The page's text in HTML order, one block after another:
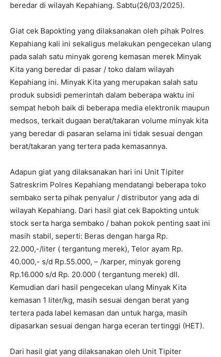
beredar di wilayah Kepahiang. Sabtu(26/03/2025).
Giat cek Bapokting yang dilaksanakan oleh pihak Polres
Kepahiang kali ini sekaligus melakukan pengecekan ulang
pada salah satu minyak goreng kemasan merek Minyak
Kita yang beredar di pasar / toko dalam wilayah
Kepahiang ini. Minyak Kita yang merupakan salah satu
produk subsidi pemerintah dalam beberapa waktu ini
sempat heboh baik di beberapa media elektronik maupun
medsos, terkait dugaan berat/takaran volume minyak kita
yang beredar di pasaran selama ini tidak sesuai dengan
berat/takaran yang tertera pada kemasannya.
Adapun giat yang dilaksanakan hari ini Unit Tipiter
Satreskrim Polres Kepahiang mendatangi beberapa toko
sembako serta pihak penyalur / distributor yang ada di
wilayah Kepahiang. Dari hasil giat cek Bapokting untuk
stock serta harga sembako / bahan pokok penting saat ini
masih stabil, seperti: Beras dengan harga Rp.
22.000,-/liter ( tergantung merek), Telor ayam Rp.
40.000,- s/d Rp.55.000, – /karper, minyak goreng
Rp.16.000 s/d Rp. 20.000 ( tergantung merek) dll.
Kemudian dari hasil pengecekan ulang Minyak Kita
kemasan 1 liter/kg, masih sesuai dengan berat yang
tertera pada label kemasan dan untuk harga, masih
dipasarkan sesuai dengan harga eceran tertinggi (HET).
Dari hasil giat yang dilaksanakan oleh Unit Tipiter